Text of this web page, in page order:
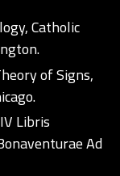
Catholic
of Signs,
Libris
Ad